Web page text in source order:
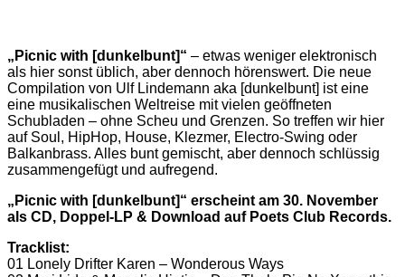
„Picnic with [dunkelbunt]“ – etwas weniger elektronisch
als hier sonst üblich, aber dennoch hörenswert. Die neue
Compilation von Ulf Lindemann aka [dunkelbunt] ist eine
eine musikalischen Weltreise mit vielen geöffneten
Schubladen – ohne Scheu und Grenzen. So treffen wir hier
auf Soul, HipHop, House, Klezmer, Electro-Swing oder
Balkanbrass. Alles bunt gemischt, aber dennoch schlüssig
zusammengefügt und aufregend.
„Picnic with [dunkelbunt]“ erscheint am 30. November
als CD, Doppel-LP & Download auf Poets Club Records.
Tracklist:
01 Lonely Drifter Karen – Wonderous Ways